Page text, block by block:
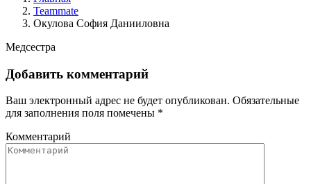
Teammate
Окулова София Данииловна
Медсестра
Добавить комментарий
Ваш электронный адрес не будет опубликован. Обязательные
для заполнения поля помечены *
Комментарий